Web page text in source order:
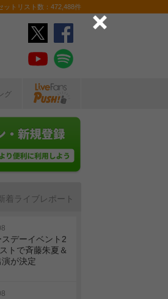
トリスト数：472,488件
グ
着ライブレポート
デーイベント2
トで斉藤朱夏＆
が決定